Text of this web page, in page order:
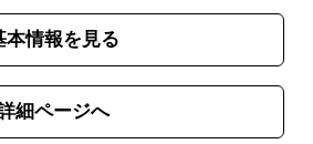
本情報を見る
細ページへ